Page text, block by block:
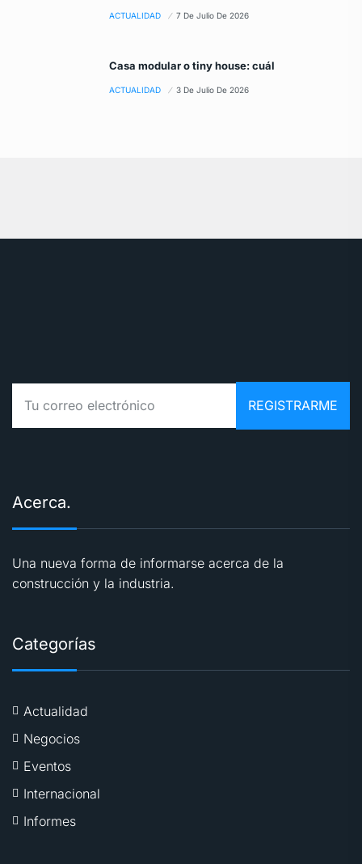
ACTUALIDAD 7 De Julio De 2026
Casa modular o tiny house: cuál
ACTUALIDAD 3 De Julio De 2026
Acerca.
Una nueva forma de informarse acerca de la
construcción y la industria.
Categorías
Actualidad
Negocios
Eventos
Internacional
Informes